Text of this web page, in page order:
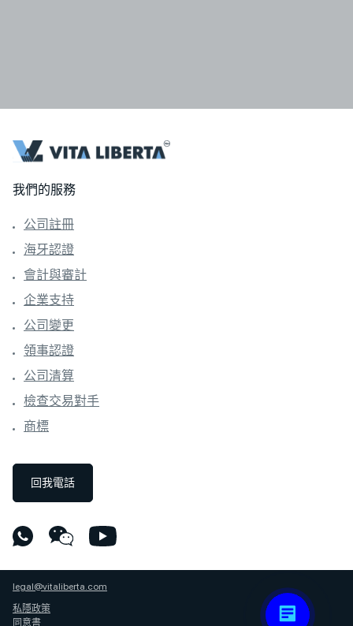
我們的服務
公司註冊
海牙認證
會計與審計
企業支持
公司變更
領事認證
公司清算
檢查交易對手
商標
回我電話
legal@vitaliberta.com
私隱政策
同意書